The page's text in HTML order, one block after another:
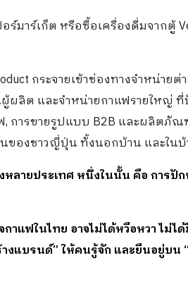
าร์เก็ต หรือซื้อเครื่องดื่มจากตู้
กระจายเข้าช่องทางจำหน่าย
ผลิต และจำหน่ายกาแฟรายใหญ่
การขายรูปแบบ B2B และผลิตภัณ
นของชาวญี่ปุ่น ทั้งนอกบ้าน และใน
หลายประเทศ หนึ่งในนั้น คือ การปั
าแฟในไทย อาจไม่ได้หวือหวา ไม่
งแบรนด์” ให้คนรู้จัก และยืนอยู่บน